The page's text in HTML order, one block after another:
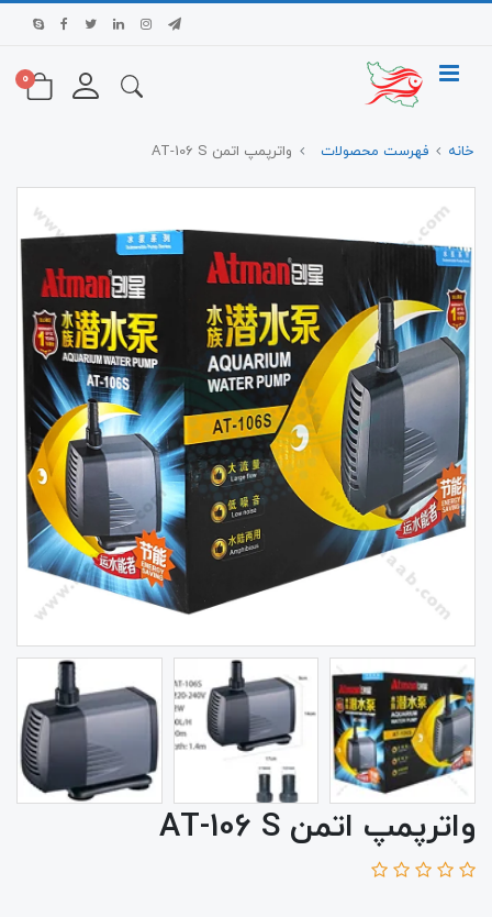
0
خانه فهرست محصولات واترپمپ اتمن AT-106 S
واترپمپ اتمن AT-106 S